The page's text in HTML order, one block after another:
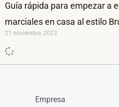
Guía rápida para empezar a
marciales en casa al estilo
21 noviembre, 2023
Empresa